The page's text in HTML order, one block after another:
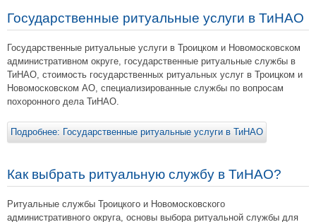
Государственные ритуальные услуги в ТиНАО
Государственные ритуальные услуги в Троицком и Новомосковском
административном округе, государственные ритуальные службы в
ТиНАО, стоимость государственных ритуальных услуг в Троицком и
Новомосковском АО, специализированные службы по вопросам
похоронного дела ТиНАО.
Подробнее: Государственные ритуальные услуги в ТиНАО
Как выбрать ритуальную службу в ТиНАО?
Ритуальные службы Троицкого и Новомосковского
административного округа, основы выбора ритуальной службы для